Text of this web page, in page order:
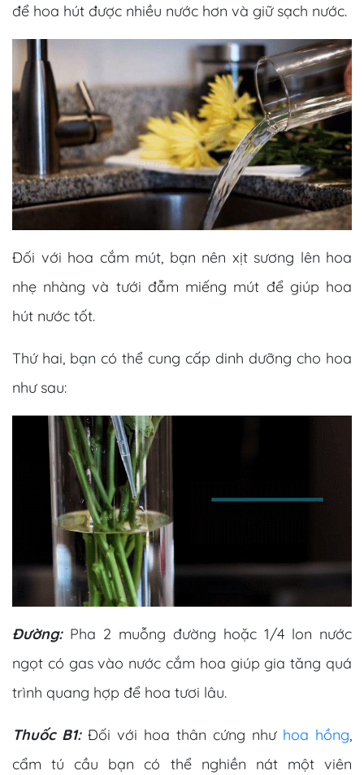
để hoa hút được nhiều nước hơn và giữ sạch nước.
Đối với hoa cắm mút, bạn nên xịt sương lên hoa
nhẹ nhàng và tưới đẫm miếng mút để giúp hoa
hút nước tốt.
Thứ hai, bạn có thể cung cấp dinh dưỡng cho hoa
như sau:
Đường: Pha 2 muỗng đường hoặc 1/4 lon nước
ngọt có gas vào nước cắm hoa giúp gia tăng quá
trình quang hợp để hoa tươi lâu.
Thuốc B1: Đối với hoa thân cứng như hoa hồng,
cẩm tú cầu bạn có thể nghiền nát một viên